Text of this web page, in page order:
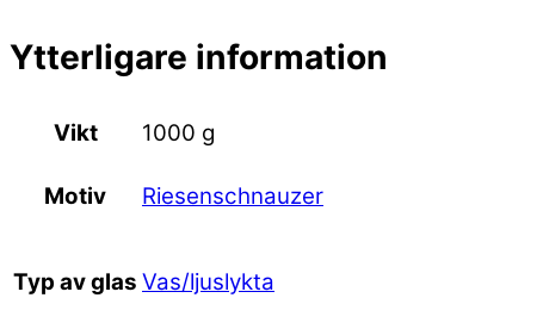
Ytterligare information
Vikt 1000 g
Motiv Riesenschnauzer
Typ av glas Vas/ljuslykta